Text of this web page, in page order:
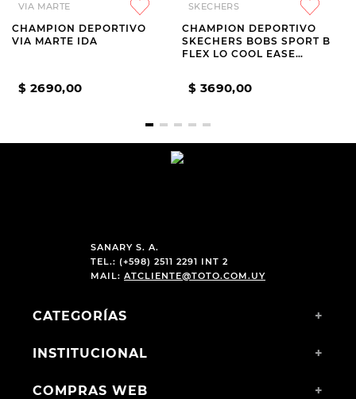
VIA MARTE
CHAMPION DEPORTIVO
VIA MARTE IDA
$ 2690,00
SKECHERS
CHAMPION DEPORTIVO
SKECHERS BOBS SPORT B
FLEX LO COOL EASE
$ 3690,00
SANARY S. A.
TEL.: (+598) 2511 2291 INT 2
MAIL: ATCLIENTE@TOTO.COM.UY
CATEGORÍAS +
INSTITUCIONAL +
COMPRAS WEB +